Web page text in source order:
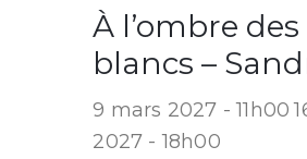
À l’ombre
blancs –
9 mars 2027 - 11h00
2027 - 18h00